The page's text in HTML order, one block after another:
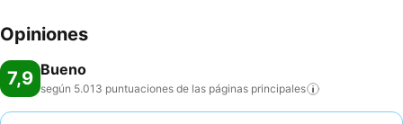
Opiniones
7,9 Bueno
según 5.013 puntuaciones de las páginas principales